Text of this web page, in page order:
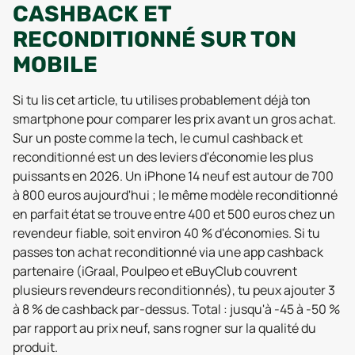
CASHBACK ET
RECONDITIONNÉ SUR TON
MOBILE
Si tu lis cet article, tu utilises probablement déjà ton
smartphone pour comparer les prix avant un gros achat.
Sur un poste comme la tech, le cumul cashback et
reconditionné est un des leviers d'économie les plus
puissants en 2026. Un iPhone 14 neuf est autour de 700
à 800 euros aujourd'hui ; le même modèle reconditionné
en parfait état se trouve entre 400 et 500 euros chez un
revendeur fiable, soit environ 40 % d'économies. Si tu
passes ton achat reconditionné via une app cashback
partenaire (iGraal, Poulpeo et eBuyClub couvrent
plusieurs revendeurs reconditionnés), tu peux ajouter 3
à 8 % de cashback par-dessus. Total : jusqu'à -45 à -50 %
par rapport au prix neuf, sans rogner sur la qualité du
produit.